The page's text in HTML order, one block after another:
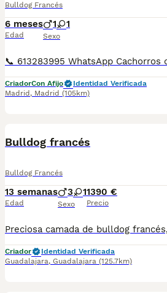
Bulldog Francés
6 meses
Edad
1 1
Sexo
CriadorCon Afijo
Identidad Verificada
Madrid , Madrid (105km)
Bulldog francés
Bulldog Francés
13 semanas
Edad
3 1
Sexo
1390 €
Precio
Criador
Identidad Verificada
Guadalajara, Guadalajara (125.7km)